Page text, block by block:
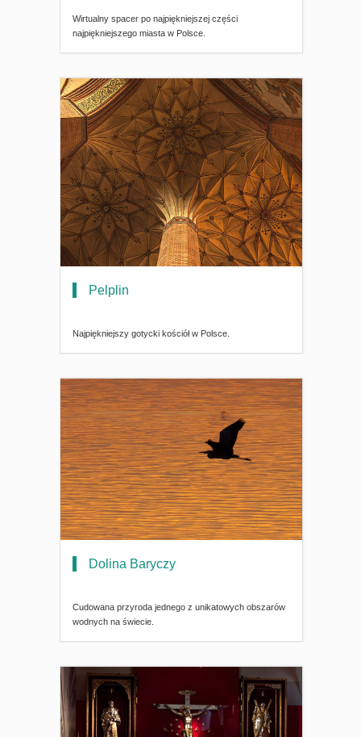
Wirtualny spacer po najpiękniejszej części
najpiękniejszego miasta w Polsce.
Pelplin
Najpiękniejszy gotycki kościół w Polsce.
Dolina Baryczy
Cudowana przyroda jednego z unikatowych obszarów
wodnych na świecie.